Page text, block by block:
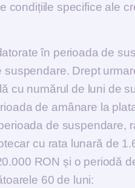
condițiile specifice ale
în perioada de
Drept
cu numărul de luni de
de amânare la
de suspendare,
cu rata lunară de
RON și o periodă
60 de luni: